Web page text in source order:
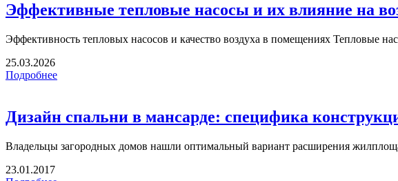
Эффективные тепловые насосы и их влияние на
Эффективность тепловых насосов и качество воздуха в помещениях Тепловые
25.03.2026
Подробнее
Дизайн спальни в мансарде: специфика
Владельцы загородных домов нашли оптимальный вариант расширения
23.01.2017